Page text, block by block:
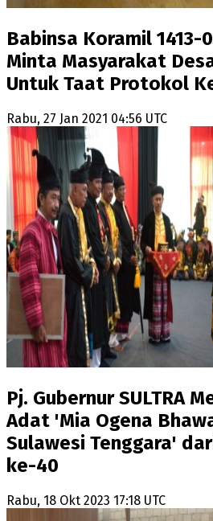
Babinsa Koramil
Minta Masyarakat
Untuk Taat Protokol
Rabu, 27 Jan 2021 04:56 UTC
Pj. Gubernur SULTRA
Adat 'Mia Ogena
Sulawesi Tenggara'
ke-40
Rabu, 18 Okt 2023 17:18 UTC